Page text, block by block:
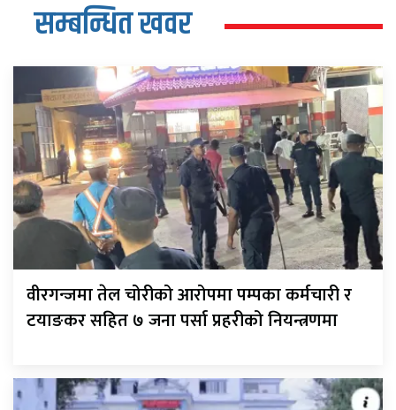
सम्बन्धित खवर
वीरगन्जमा तेल चोरीको आरोपमा पम्पका कर्मचारी र
टयाङकर सहित ७ जना पर्सा प्रहरीको नियन्त्रणमा